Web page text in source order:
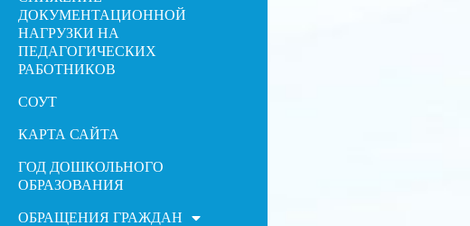
ДОКУМЕНТАЦИОННОЙ
НАГРУЗКИ НА
ПЕДАГОГИЧЕСКИХ
РАБОТНИКОВ
СОУТ
КАРТА САЙТА
ГОД ДОШКОЛЬНОГО
ОБРАЗОВАНИЯ
ОБРАЩЕНИЯ ГРАЖДАН